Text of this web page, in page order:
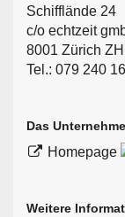
Schifflände 24
c/o echtzeit
8001 Zürich ZH
Tel.: 079 240
Das
Homepage
Weitere